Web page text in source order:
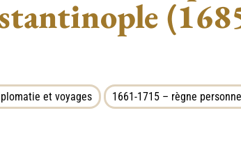
et voyages 1661-1715 – règne